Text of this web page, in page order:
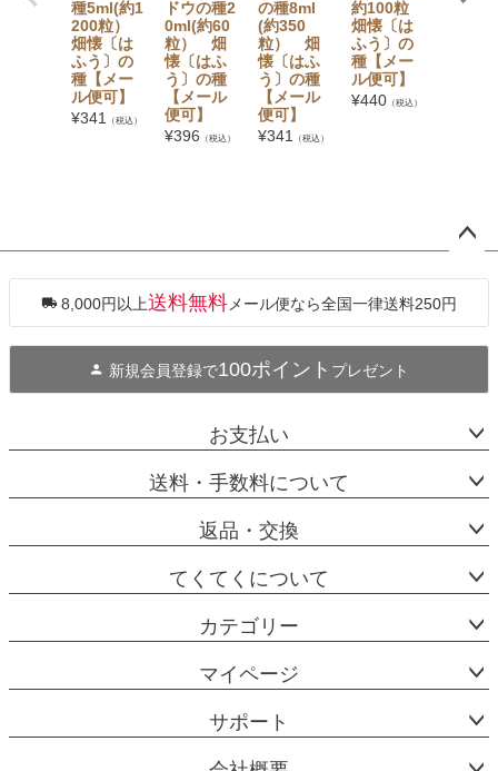
種5ml(約1
200粒）
畑懐〔は
ふう〕の
種【メー
ル便可】
¥341 （税込）
ドウの種2
0ml(約60
粒） 畑
懐〔はふ
う〕の種
【メール
便可】
¥396 （税込）
の種8ml
(約350
粒） 畑
懐〔はふ
う〕の種
【メール
便可】
¥341 （税込）
約100粒
畑懐〔は
ふう〕の
種【メー
ル便可】
¥440 （税込）
ュの
ジト
へ
8,000円以上送料無料 メール便なら全国一律送料250円
新規会員登録で100ポイント プレゼント
お支払い
送料・手数料について
返品・交換
てくてくについて
カテゴリー
マイページ
サポート